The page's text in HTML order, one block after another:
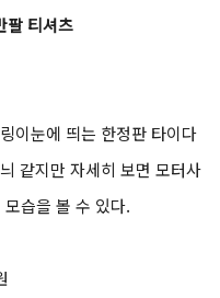
팔 티셔츠
이눈에 띄는 한정판 타이다
같지만 자세히 보면 모터사
습을 볼 수 있다.